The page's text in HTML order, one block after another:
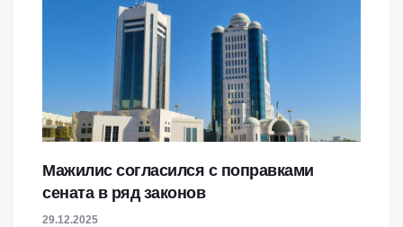
Мажилис согласился с поправками
сената в ряд законов
29.12.2025